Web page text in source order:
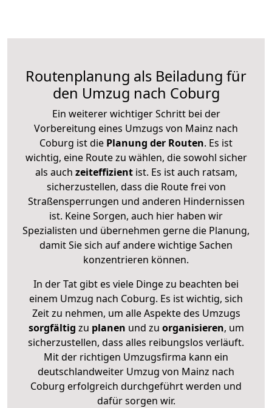
Routenplanung als Beiladung für
den Umzug nach Coburg
Ein weiterer wichtiger Schritt bei der
Vorbereitung eines Umzugs von Mainz nach
Coburg ist die Planung der Routen. Es ist
wichtig, eine Route zu wählen, die sowohl sicher
als auch zeiteffizientist. Es ist auch ratsam,
sicherzustellen, dass die Route frei von
Straßensperrungen und anderen Hindernissen
ist. Keine Sorgen, auch hier haben wir
Spezialisten und übernehmen gerne die Planung,
damit Sie sich auf andere wichtige Sachen
konzentrieren können.
In der Tat gibt es viele Dinge zu beachten bei
einem Umzug nach Coburg. Es ist wichtig, sich
Zeit zu nehmen, um alle Aspekte des Umzugs
sorgfältig zu planen und zu organisieren, um
sicherzustellen, dass alles reibungslos verläuft.
Mit der richtigen Umzugsfirma kann ein
deutschlandweiter Umzug von Mainz nach
Coburg erfolgreich durchgeführt werden und
dafür sorgen wir.